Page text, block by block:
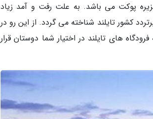
پوکت می باشد. به علت رفت و آمد زیاد
کشور تایلند شناخته می گردد. از این رو در
های تایلند در اختیار شما دوستان قرار